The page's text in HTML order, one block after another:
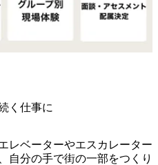
く仕事に
レベーターやエスカレーター
自分の手で街の一部をつくり